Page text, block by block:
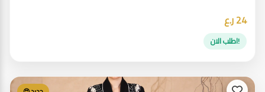
24 ر.ع
!اطلب الان
جديد 😍